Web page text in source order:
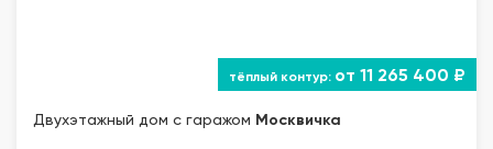
от 11 265 400 ₽
Двухэтажный дом с гаражом Москвичка